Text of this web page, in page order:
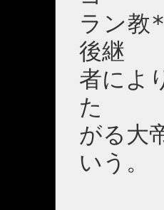
ラン教
後継
者によ
た
がる大
いう。